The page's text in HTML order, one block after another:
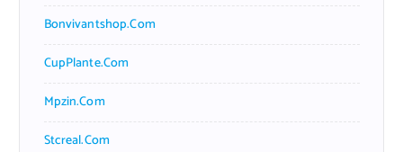
Bonvivantshop.com
CupPlante.com
Mpzin.com
Stcreal.com